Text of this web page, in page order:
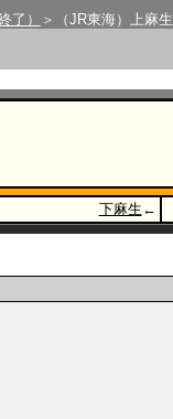
了）
＞（JR東海）上麻生
下麻生 ←